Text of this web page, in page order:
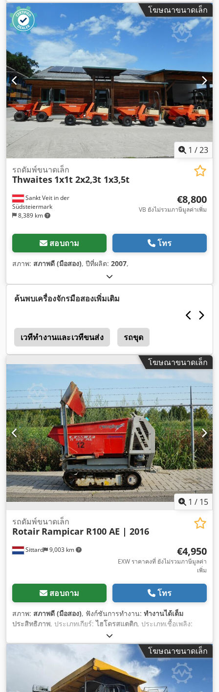
โฆษณาขนาดเล็ก
1 /23
Sankt Veit in der
Südsteiermark
8,389 km
รถดัมพ์ขนาดเล็ก
Thwaites 1x1t 2x2,3t 1x3,5t
€8,800
VB ยังไม่รวมภาษีมูลค่าเพิ่ม
สอบถาม โทร
สภาพ: สภาพดี (มือสอง), ปีที่ผลิต: 2007,
ค้นพบเครื่องจักรมือสองเพิ่มเติม
เวทีทำงานและเวทีขนส่ง รถขุด
โฆษณาขนาดเล็ก
1 / 15
Sittard 9,003 km
รถดัมพ์ขนาดเล็ก
Rotair Rampicar R100 AE | 2016
€4,950
EXW ราคาคงที่ ยังไม่รวมภาษีมูลค่า
เพิ่ม
สอบถาม โทร
สภาพ: สภาพดี (มือสอง), ฟังก์ชันการทำงาน: ทำงานได้เต็ม
ประสิทธิภาพ, ประเภทเกียร์:ไฮโดรสแตติก, ประเภทเชื้อเพลิง:
, น้ำหนักเปล่า:
สูงสุด:1,000 กก., จำนวนที่นั่ง:1, ปริมาตรของบุ้งกี๋:0.38 ลบ.ม., ปี
2016 โฆษณาขนาดเล็ก